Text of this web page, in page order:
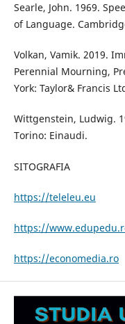
Searle, John. 1969.
of Language.
Volkan, Vamik. 2019.
Perennial Mourning,
York: Taylor& Francis
Wittgenstein, Ludwig.
Torino: Einaudi.
SITOGRAFIA
https://teleleu.eu
https://
https://economedia.ro